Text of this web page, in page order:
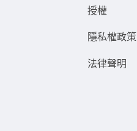
授權
隱私權政策
法律聲明